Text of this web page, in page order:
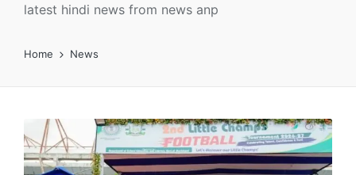
latest hindi news from news anp
Home News